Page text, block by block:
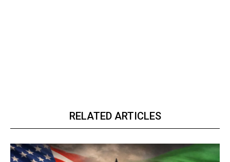
RELATED ARTICLES